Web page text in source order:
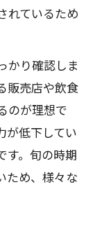
れているため
かり確認しま
販売店や飲食
のが理想で
が低下してい
す。旬の時期
ため、様々な